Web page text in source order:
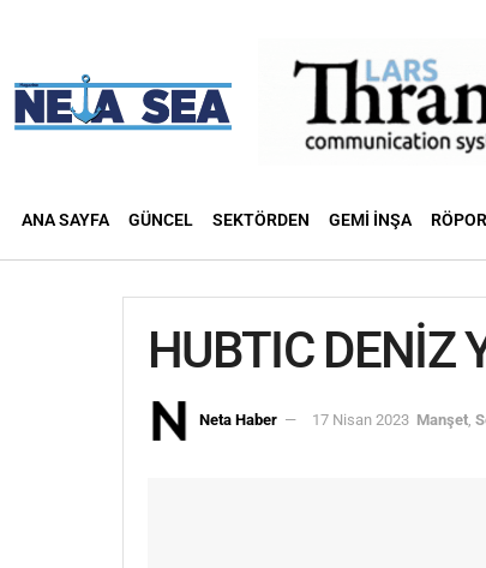
ANA SAYFA GÜNCEL SEKTÖRDEN GEMI İNŞA
HUBTIC DENİZ
Neta Haber 17 Nisan 2023 Manşet